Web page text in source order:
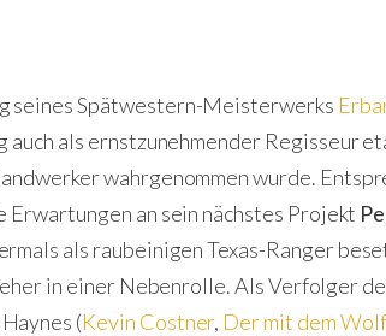
seines Spätwestern-Meisterwerks
auch als ernstzunehmender Regisseur
wahrgenommen wurde.
Erwartungen an sein nächstes Projekt
als raubeinigen Texas-Ranger
in einer Nebenrolle. Als Verfolger
(Kevin Costner, Der mit dem